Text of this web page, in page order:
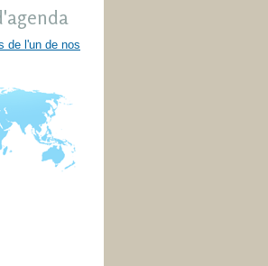
de l'un de nos